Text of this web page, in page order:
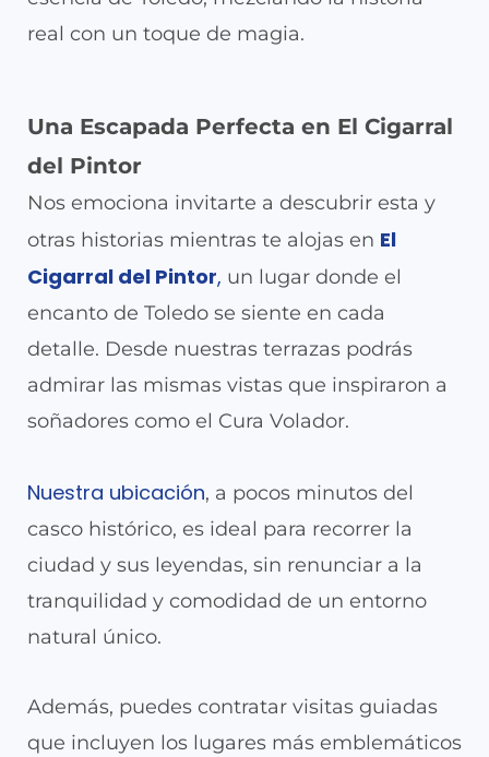
real con un toque de magia.
Una Escapada Perfecta en El Cigarral
del Pintor
Nos emociona invitarte a descubrir esta y
otras historias mientras te alojas en El
Cigarral del Pintor, un lugar donde el
encanto de Toledo se siente en cada
detalle. Desde nuestras terrazas podrás
admirar las mismas vistas que inspiraron a
soñadores como el Cura Volador.
Nuestra ubicación, a pocos minutos del
casco histórico, es ideal para recorrer la
ciudad y sus leyendas, sin renunciar a la
tranquilidad y comodidad de un entorno
natural único.
Además, puedes contratar visitas guiadas
que incluyen los lugares más emblemáticos